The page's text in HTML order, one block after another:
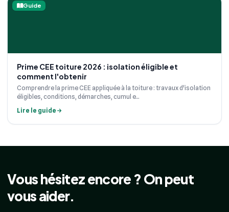
Guide
Prime CEE toiture 2026 : isolation éligible et
comment l'obtenir
Comprendre la prime CEE appliquée à la toiture : travaux d'isolation
éligibles, conditions, démarches, cumul e...
Lire le guide
Vous hésitez encore ? On peut
vous aider.